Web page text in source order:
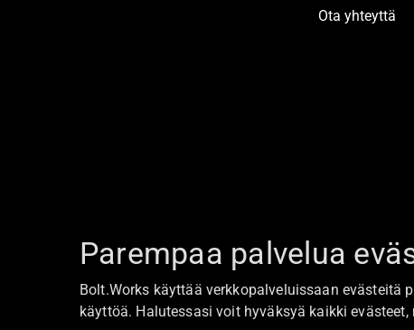
Ota yhteyttä
Parempaa palvelua
Bolt.Works käyttää verkkopalveluissaan evästeitä
käyttöä. Halutessasi voit hyväksyä kaikki